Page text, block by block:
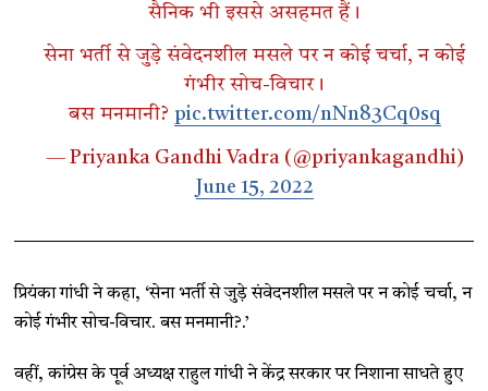
सैनिक भी इससे असहमत हैं।
सेना भर्ती से जुड़े संवेदनशील मसले पर न कोई चर्चा, न कोई
गंभीर सोच-विचार।
बस मनमानी? pic.twitter.com/nNn83Cq0sq
— Priyanka Gandhi Vadra (@priyankagandhi)
June 15, 2022
प्रियंका गांधी ने कहा, ‘सेना भर्ती से जुड़े संवेदनशील मसले पर न कोई चर्चा, न
कोई गंभीर सोच-विचार. बस मनमानी?.’
वहीं, कांग्रेस के पूर्व अध्यक्ष राहुल गांधी ने केंद्र सरकार पर निशाना साधते हुए